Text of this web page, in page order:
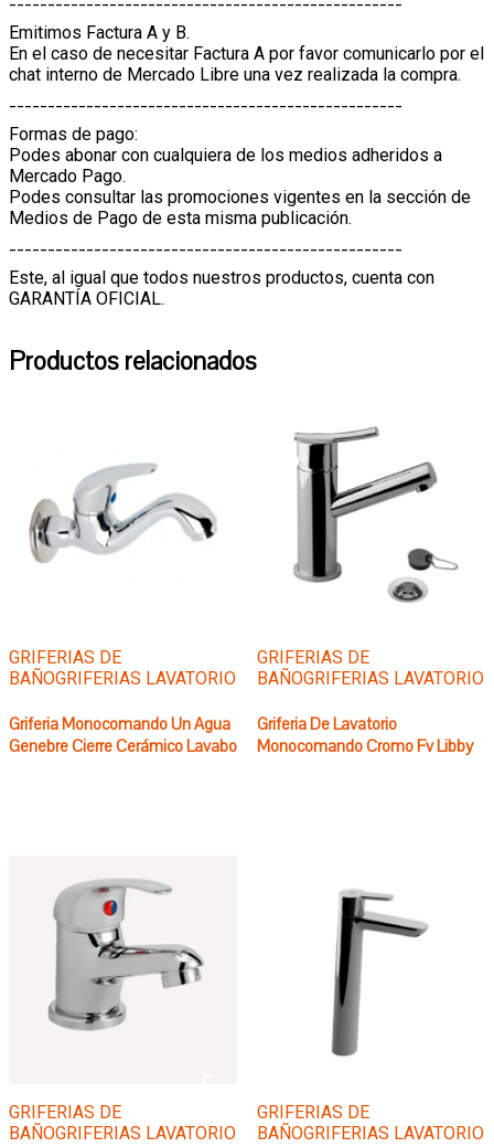
¯¯¯¯¯¯¯¯¯¯¯¯¯¯¯¯¯¯¯¯¯¯¯¯¯¯¯¯¯¯¯¯¯¯¯¯¯¯¯¯¯¯¯¯¯¯¯¯¯¯¯
Emitimos Factura A y B.
En el caso de necesitar Factura A por favor comunicarlo por el
chat interno de Mercado Libre una vez realizada la compra.
¯¯¯¯¯¯¯¯¯¯¯¯¯¯¯¯¯¯¯¯¯¯¯¯¯¯¯¯¯¯¯¯¯¯¯¯¯¯¯¯¯¯¯¯¯¯¯¯¯¯¯
Formas de pago:
Podes abonar con cualquiera de los medios adheridos a
Mercado Pago.
Podes consultar las promociones vigentes en la sección de
Medios de Pago de esta misma publicación.
¯¯¯¯¯¯¯¯¯¯¯¯¯¯¯¯¯¯¯¯¯¯¯¯¯¯¯¯¯¯¯¯¯¯¯¯¯¯¯¯¯¯¯¯¯¯¯¯¯¯¯
Este, al igual que todos nuestros productos, cuenta con
GARANTÍA OFICIAL.
Productos relacionados
GRIFERIAS DE
BAÑOGRIFERIAS LAVATORIO
Griferia Monocomando Un Agua
Genebre Cierre Cerámico Lavabo
GRIFERIAS DE
BAÑOGRIFERIAS LAVATORIO
Griferia De Lavatorio
Monocomando Cromo Fv Libby
GRIFERIAS DE
BAÑOGRIFERIAS LAVATORIO
GRIFERIAS DE
BAÑOGRIFERIAS LAVATORIO